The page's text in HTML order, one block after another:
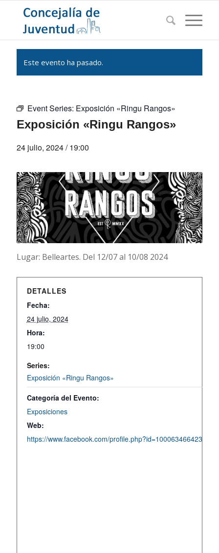
Este evento ha pasado.
Event Series: Exposición «Ringu Rangos»
Exposición «Ringu Rangos»
24 julio, 2024 / 19:00
Lugar: Belleartes. Del 12/07 al 10/08 2024
DETALLES
Fecha:
24 julio, 2024
Hora:
19:00
Series:
Exposición «Ringu Rangos»
Categoría del Evento:
Exposiciones
Web:
https://www.facebook.com/profile.php?id=100063466423188